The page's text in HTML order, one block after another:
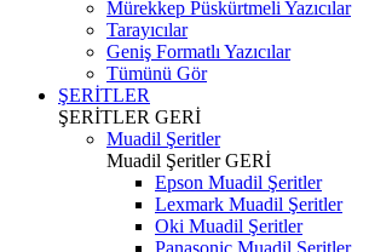
Mürekkep Püskürtmeli Yazıcılar
Tarayıcılar
Geniş Formatlı Yazıcılar
Tümünü Gör
ŞERİTLER
ŞERİTLER GERİ
Muadil Şeritler
Muadil ŞeritlerGERİ
Epson Muadil Şeritler
Lexmark Muadil Şeritler
Oki Muadil Şeritler
Panasonic Muadil Şeritler